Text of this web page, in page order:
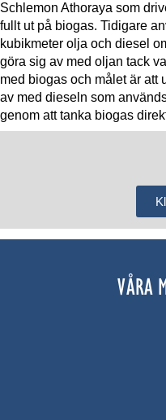
Schlemon Athoraya som
fullt ut på biogas. Tidigare
kubikmeter olja och diesel
göra sig av med oljan tack
med biogas och målet är att
av med dieseln som
genom att tanka biogas
VÅRA